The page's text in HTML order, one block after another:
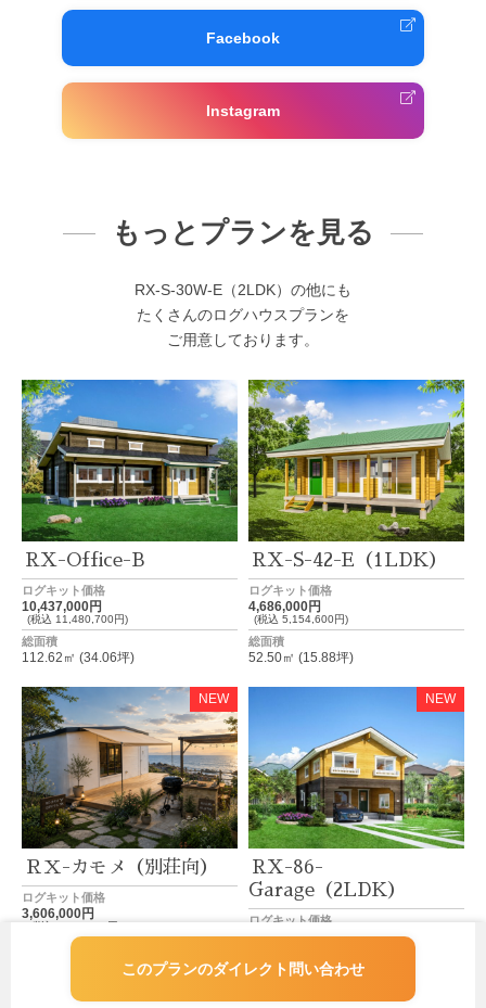
Facebook
Instagram
もっとプランを見る
RX-S-30W-E（2LDK）の他にも
たくさんのログハウスプランを
ご用意しております。
RX-Office-B
ログキット価格
10,437,000円
(税込 11,480,700円)
総面積
112.62㎡ (34.06坪)
RX-S-42-E（1LDK）
ログキット価格
4,686,000円
(税込 5,154,600円)
総面積
52.50㎡ (15.88坪)
NEW
ＲＸ-カモメ（別荘向）
ログキット価格
3,606,000円
38.96㎡ (10.08坪)
NEW
RX-86-
Garage（2LDK）
ログキット価格
8,354,000円
総面積
このプランのダイレクト問い合わせ